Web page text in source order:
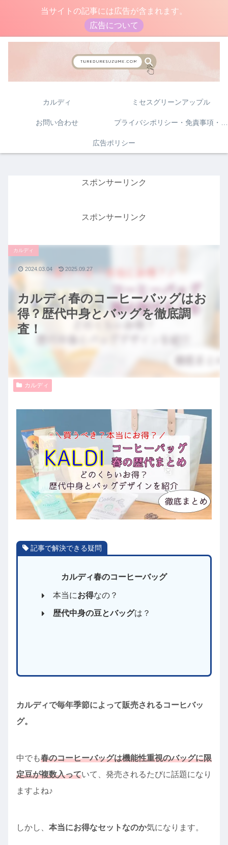
当サイトの記事には広告が含まれます。
広告について
カルディ ミセスグリーンアップル
お問い合わせ
広告ポリシー
スポンサーリンク
スポンサーリンク
カルディ春のコーヒーバッグはお
得？歴代中身とバッグを徹底調
査！
カルディ
2024.03.04 2025.09.27
カルディ
記事で解決できる疑問
カルディ春のコーヒーバッグ
本当にお得なの？
歴代中身の豆とバッグは？
カルディで毎年季節によって販売されるコーヒバッ
グ。
中でも春のコーヒーバッグは機能性重視のバッグに限
定豆が複数入っていて、発売されるたびに話題になり
ますよね♪
しかし、 本当にお得なセットなのか気になります。